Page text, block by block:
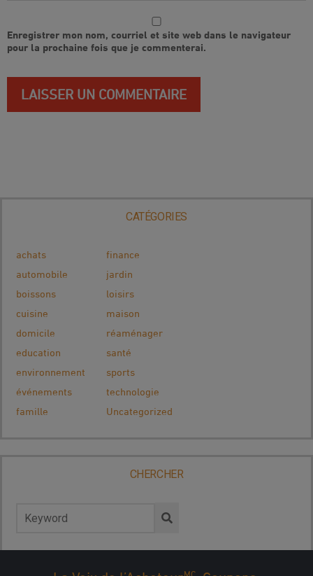
Enregistrer mon nom, courriel et site web dans le navigateur
pour la prochaine fois que je commenterai.
CATÉGORIES
achats
automobile
boissons
cuisine
domicile
education
environnement
événements
famille
finance
jardin
loisirs
maison
réaménager
santé
sports
technologie
Uncategorized
CHERCHER